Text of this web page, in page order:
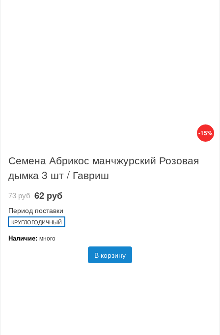
-15%
Семена Абрикос манчжурский Розовая
дымка 3 шт / Гавриш
73 руб 62 руб
Период поставки
КРУГЛОГОДИЧНЫЙ
Наличие: много
В корзину